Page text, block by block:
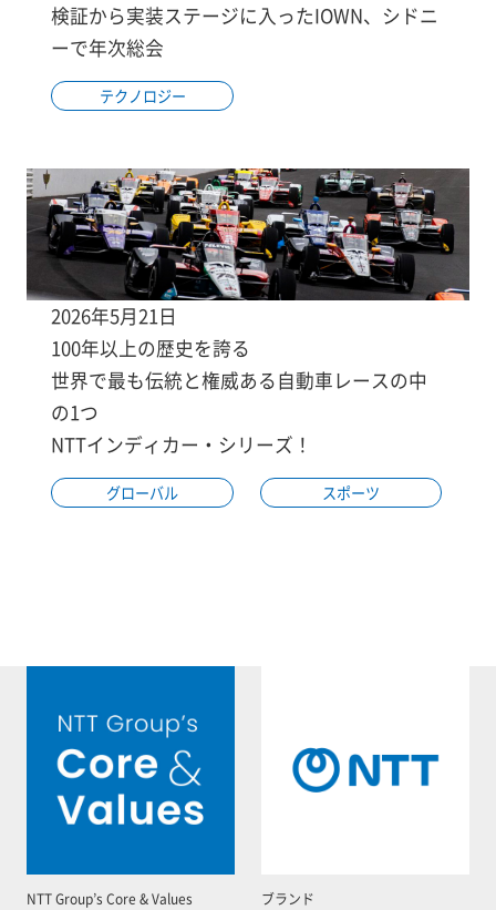
検証から実装ステージに入ったIOWN、シドニ
ーで年次総会
テクノロジー
2026年5月21日
100年以上の歴史を誇る
世界で最も伝統と権威ある自動車レースの中
の1つ
NTTインディカー・シリーズ！
グローバル スポーツ
NTT Group’s Core & Values ブランド